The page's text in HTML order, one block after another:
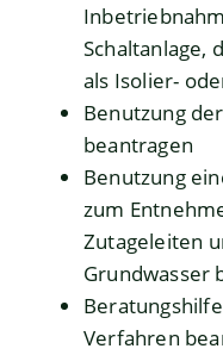
Schaltanlage,
als Isolier-
Benutzung
beantragen
Benutzung
zum
Zutageleiten
Grundwasser
Verfahren